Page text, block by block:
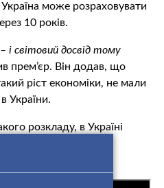
може розраховувати
10 років.
і світовий досвід тому
прем’єр. Він додав, що
ріст економіки, не мали
України.
розкладу, в Україні
– до 890 доларів на
288 доларів.